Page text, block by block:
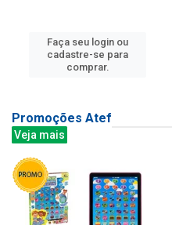
Faça seu login ou
cadastre-se para
comprar.
Promoções Atef
Veja mais